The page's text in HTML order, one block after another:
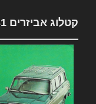
קטלוג אביזרים 1981 Jeep